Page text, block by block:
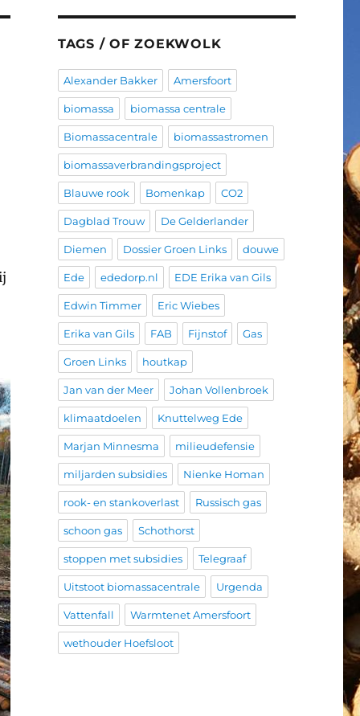
TAGS / OF ZOEKWOLK
Alexander Bakker Amersfoort
biomassa biomassa centrale
Biomassacentrale biomassastromen
biomassaverbrandingsproject
Blauwe rook Bomenkap CO2
Dagblad Trouw De Gelderlander
Diemen Dossier Groen Links douwe
Ede ededorp.nl EDE Erika van Gils
Edwin Timmer Eric Wiebes
Erika van Gils FAB Fijnstof Gas
Groen Links houtkap
Jan van der Meer Johan Vollenbroek
klimaatdoelen Knuttelweg Ede
Marjan Minnesma milieudefensie
miljarden subsidies Nienke Homan
rook- en stankoverlast Russisch gas
schoon gas Schothorst
stoppen met subsidies Telegraaf
Uitstoot biomassacentrale Urgenda
Vattenfall Warmtenet Amersfoort
wethouder Hoefsloot